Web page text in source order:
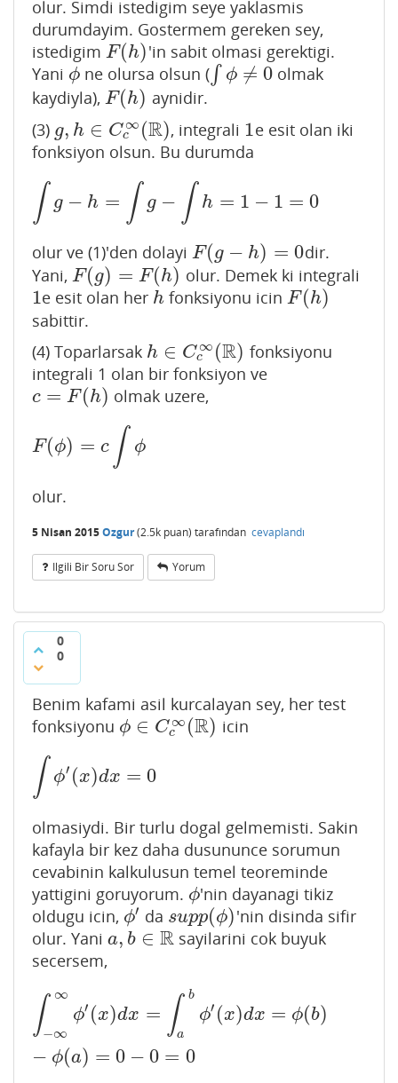
olur. Simdi istedigim seye yaklasmis
durumdayim. Gostermem gereken sey,
istedigim F(h)
F(h)
'in sabit olmasi gerektigi.
Yani ϕ
ϕne olursa olsun (∫ ϕ ≠ 0
∫ϕ ≠0
olmak
kaydiyla), F(h)
F(h)
aynidir.
(3) g, h ∈ C ∞
c (R)
g,h∈ Cc ∞(R) , integrali 1
1e esit olan iki
fonksiyon olsun. Bu durumda
∫ g − h = ∫ g − ∫ h = 1 − 1 = 0
∫g h =∫ g−∫ h= 1− 1= 0
olur ve (1)'den dolayi F(g − h) = 0
F(g−h)= 0
dir.
Yani, F(g) = F(h)
F(g)=F h) olur. Demek ki integrali
1
1e esit olan her h
h fonksiyonu icinF(h)
F(h)
sabittir.
(4) Toparlarsak h ∈ C∞
c (R)
h∈C c∞(R)
fonksiyonu
integrali 1 olan bir fonksiyon ve
c = F(h)
c=F( h) olmak uzere,
F(ϕ) = c ∫ ϕ
F( ϕ)= c∫ϕ
olur.
5 Nisan 2015Ozgur(2.5k puan) tarafından cevaplandı
Ilgili Bir Soru Sor Yorum
0
0
Benim kafami asil kurcalayan sey, her test
fonksiyonu ϕ ∈ C∞
c (R)
ϕ∈C c∞(R) icin
∫ ϕ′ (x)dx = 0
∫ϕ′(x)dx= 0
olmasiydi. Bir turlu dogal gelmemisti. Sakin
kafayla bir kez daha dusununce sorumun
cevabinin kalkulusun temel teoreminde
yattigini goruyorum. ϕ
ϕ'nin dayanagi tikiz
oldugu icin, ϕ′
ϕ′ da supp(ϕ)
supp(ϕ)
'nin disinda sifir
olur. Yani a, b ∈ R
a,b∈R
sayilarini cok buyuk
secersem,
∫ ∞
−∞
ϕ′ (x)dx = ∫ b
a
ϕ′ (x)dx = ϕ(b)
− ϕ(a) = 0 − 0 = 0
∫− ∞ ϕ x ϕ′(x x = ϕ( 0− 0